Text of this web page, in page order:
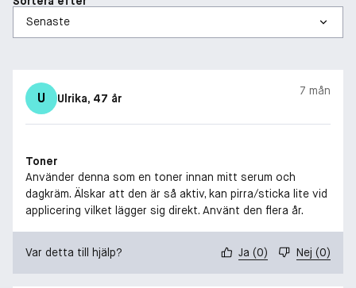
U Ulrika, 47 år
7 mån
Toner
Använder denna som en toner innan mitt serum och
dagkräm. Älskar att den är så aktiv, kan pirra/sticka lite vid
applicering vilket lägger sig direkt. Använt den flera år.
Var detta till hjälp? Ja (0) Nej (0)